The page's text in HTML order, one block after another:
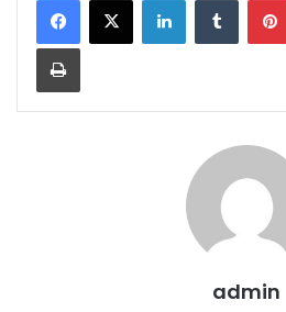
Yazdır
admin